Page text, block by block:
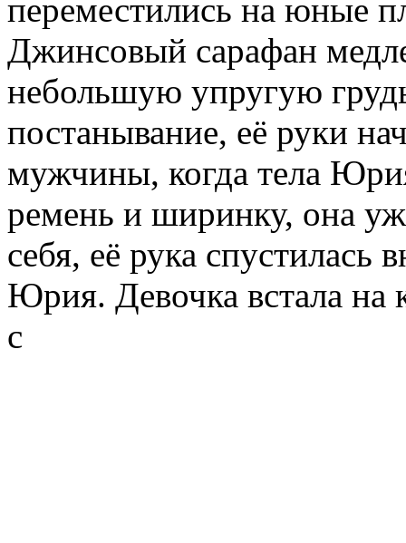
переместились на юные
Джинсовый сарафан
небольшую упругую
постанывание, её руки
мужчины, когда тела
ремень и ширинку, она
себя, её рука спустилась
Юрия. Девочка встала на
с